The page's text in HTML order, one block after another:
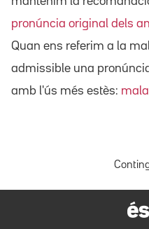
pronúncia original dels
Quan ens referim a la
admissible una
amb l'ús més estès: